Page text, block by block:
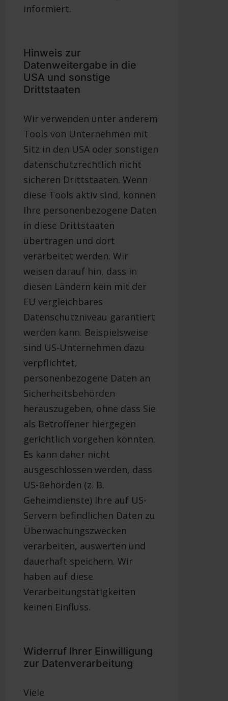
informiert.
Hinweis zur
Datenweitergabe in die
USA und sonstige
Drittstaaten
Wir verwenden unter anderem
Tools von Unternehmen mit
Sitz in den USA oder sonstigen
datenschutzrechtlich nicht
sicheren Drittstaaten. Wenn
diese Tools aktiv sind, können
Ihre personenbezogene Daten
in diese Drittstaaten
übertragen und dort
verarbeitet werden. Wir
weisen darauf hin, dass in
diesen Ländern kein mit der
EU vergleichbares
Datenschutzniveau garantiert
werden kann. Beispielsweise
sind US-Unternehmen dazu
verpflichtet,
personenbezogene Daten an
Sicherheitsbehörden
herauszugeben, ohne dass Sie
als Betroffener hiergegen
gerichtlich vorgehen könnten.
Es kann daher nicht
ausgeschlossen werden, dass
US-Behörden (z. B.
Geheimdienste) Ihre auf US-
Servern befindlichen Daten zu
Überwachungszwecken
verarbeiten, auswerten und
dauerhaft speichern. Wir
haben auf diese
Verarbeitungstätigkeiten
keinen Einfluss.
Widerruf Ihrer Einwilligung
zur Datenverarbeitung
Viele